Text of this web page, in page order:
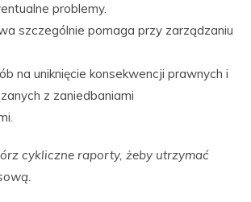
problemy.
szczególnie pomaga przy zarządzaniu
na uniknięcie konsekwencji prawnych i
z zaniedbaniami
cykliczne raporty, żeby utrzymać